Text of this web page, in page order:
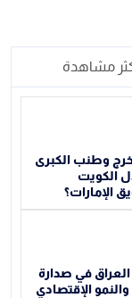
مشاهدة
خرج وطنب الكبرى
الكويت
الإمارات؟
في صدارة
الإقتصادي